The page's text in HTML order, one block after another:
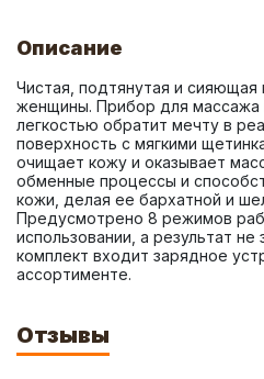
Описание
Чистая, подтянутая и
женщины. Прибор для массажа
легкостью обратит мечту в
поверхность с мягкими
очищает кожу и оказывает
обменные процессы и
кожи, делая ее бархатной и
Предусмотрено 8 режимов
использовании, а результат
комплект входит зарядное
ассортименте.
Отзывы